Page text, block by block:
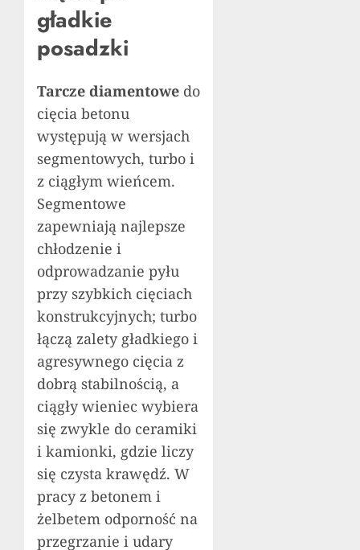
gładkie
posadzki
Tarcze diamentowe do
cięcia betonu
występują w wersjach
segmentowych, turbo i
z ciągłym wieńcem.
Segmentowe
zapewniają najlepsze
chłodzenie i
odprowadzanie pyłu
przy szybkich cięciach
konstrukcyjnych; turbo
łączą zalety gładkiego i
agresywnego cięcia z
dobrą stabilnością, a
ciągły wieniec wybiera
się zwykle do ceramiki
i kamionki, gdzie liczy
się czysta krawędź. W
pracy z betonem i
żelbetem odporność na
przegrzanie i udary